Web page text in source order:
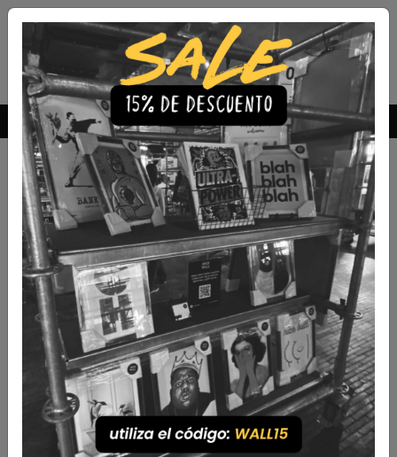
Envío Gratis a todo Chile comprando 3 o más productos